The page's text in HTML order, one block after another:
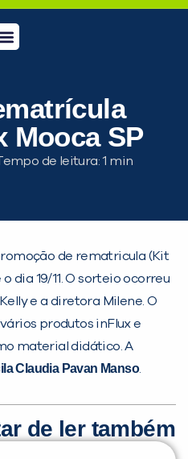
Mooca SP
de leitura:
de rematricula (Kit
dia 19/11. O sorteio ocorreu
e a diretora Milene. O
produtos inFlux e
material didático. A
Claudia Pavan Manso.
de ler também
DE MÉTODO
nenhuma unidade
ou bairro que